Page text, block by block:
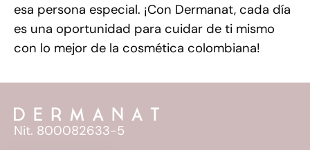
esa persona especial. ¡Con Dermanat, cada día
es una oportunidad para cuidar de ti mismo
con lo mejor de la cosmética colombiana!
Nit. 800082633-5